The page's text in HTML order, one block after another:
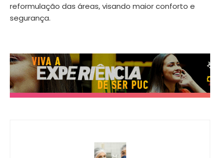
reformulação das áreas, visando maior conforto e
segurança.